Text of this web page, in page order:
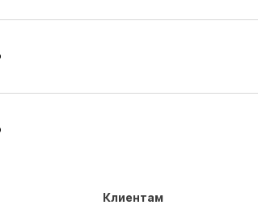
Клиентам